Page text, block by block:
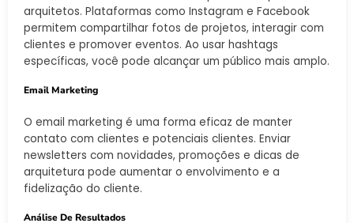
arquitetos. Plataformas como Instagram e Facebook
permitem compartilhar fotos de projetos, interagir com
clientes e promover eventos. Ao usar hashtags
específicas, você pode alcançar um público mais amplo.
Email Marketing
O email marketing é uma forma eficaz de manter
contato com clientes e potenciais clientes. Enviar
newsletters com novidades, promoções e dicas de
arquitetura pode aumentar o envolvimento e a
fidelização do cliente.
Análise De Resultados